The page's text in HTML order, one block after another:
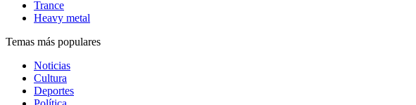
Trance
Heavy metal
Temas más populares
Noticias
Cultura
Deportes